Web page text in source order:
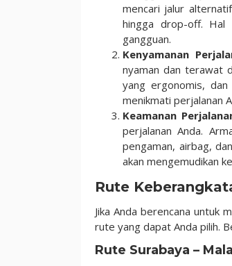
mencari jalur
hingga drop-off. Hal
gangguan.
Kenyamanan
nyaman dan terawat
yang ergonomis,
menikmati perjalanan
Keamanan
perjalanan Anda.
pengaman, airbag,
akan mengemudikan
Rute
Jika Anda berencana untuk
rute yang dapat Anda pilih.
Rute Surabaya –